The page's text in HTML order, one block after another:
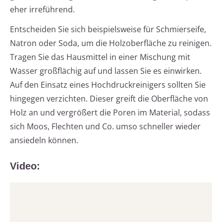
eher irreführend.
Entscheiden Sie sich beispielsweise für Schmierseife,
Natron oder Soda, um die Holzoberfläche zu reinigen.
Tragen Sie das Hausmittel in einer Mischung mit
Wasser großflächig auf und lassen Sie es einwirken.
Auf den Einsatz eines Hochdruckreinigers sollten Sie
hingegen verzichten. Dieser greift die Oberfläche von
Holz an und vergrößert die Poren im Material, sodass
sich Moos, Flechten und Co. umso schneller wieder
ansiedeln können.
Video: